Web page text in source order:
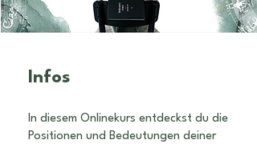
Infos
In diesem Onlinekurs entdeckst du die
Positionen und Bedeutungen deiner